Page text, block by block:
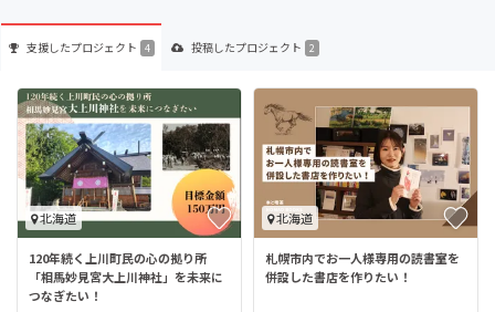
支援したプロジェクト 4 投稿したプロジェクト 2
北海道
120年続く上川町民の心の拠り所
「相馬妙見宮大上川神社」を未来に
つなぎたい！
北海道
札幌市内でお一人様専用の読書室を
併設した書店を作りたい！